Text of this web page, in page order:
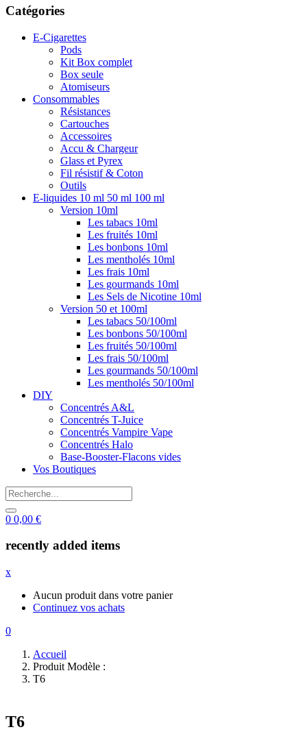
Catégories
E-Cigarettes
Pods
Kit Box complet
Box seule
Atomiseurs
Consommables
Résistances
Cartouches
Accessoires
Accu & Chargeur
Glass et Pyrex
Fil résistif & Coton
Outils
E-liquides 10 ml 50 ml 100 ml
Version 10ml
Les tabacs 10ml
Les fruités 10ml
Les bonbons 10ml
Les mentholés 10ml
Les frais 10ml
Les gourmands 10ml
Les Sels de Nicotine 10ml
Version 50 et 100ml
Les tabacs 50/100ml
Les bonbons 50/100ml
Les fruités 50/100ml
Les frais 50/100ml
Les gourmands 50/100ml
Les mentholés 50/100ml
DIY
Concentrés A&L
Concentrés T-Juice
Concentrés Vampire Vape
Concentrés Halo
Base-Booster-Flacons vides
Vos Boutiques
0 0,00 €
recently added items
x
Aucun produit dans votre panier
Continuez vos achats
0
Accueil
Produit Modèle :
T6
T6